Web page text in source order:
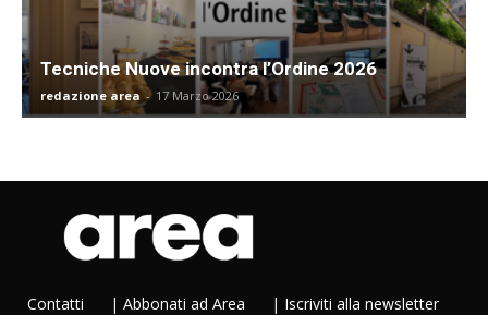
Tecniche Nuove incontra l’Ordine 2026
redazione area - 17 Marzo 2026
Contatti | Abbonati ad Area | Iscriviti alla newsletter